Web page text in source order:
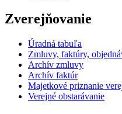
Zverejňovanie
Úradná tabuľa
Zmluvy, faktúry,
Archív zmluvy
Archív faktúr
Majetkové priznanie
Verejné obstarávanie